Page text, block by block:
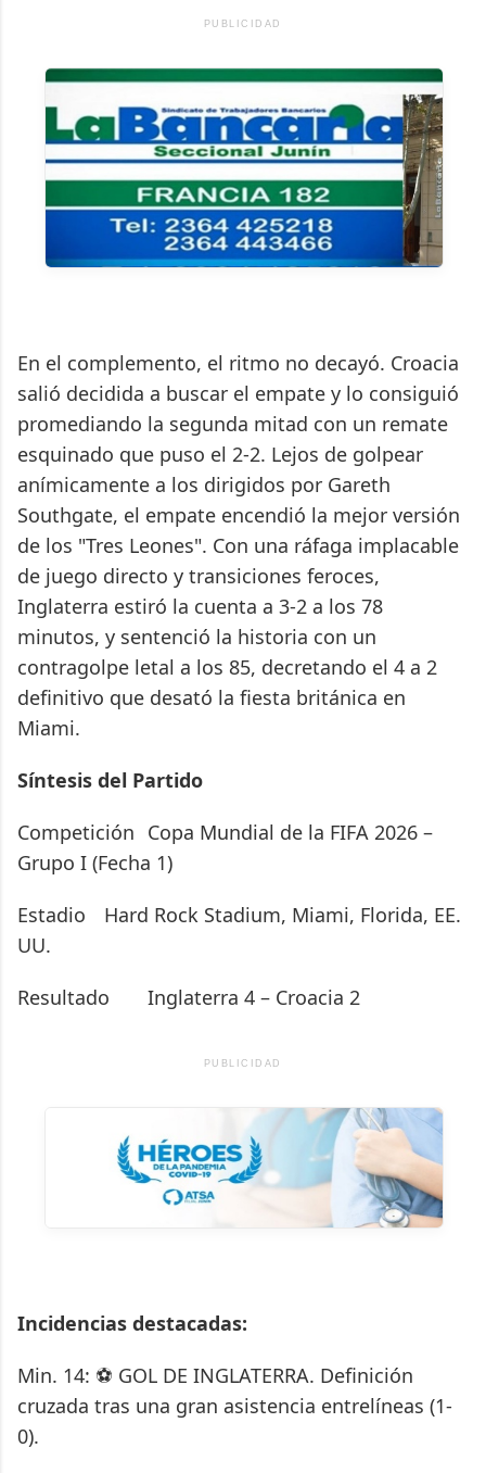
PUBLICIDAD
En el complemento, el ritmo no decayó. Croacia
salió decidida a buscar el empate y lo consiguió
promediando la segunda mitad con un remate
esquinado que puso el 2-2. Lejos de golpear
anímicamente a los dirigidos por Gareth
Southgate, el empate encendió la mejor versión
de los "Tres Leones". Con una ráfaga implacable
de juego directo y transiciones feroces,
Inglaterra estiró la cuenta a 3-2 a los 78
minutos, y sentenció la historia con un
contragolpe letal a los 85, decretando el 4 a 2
definitivo que desató la fiesta británica en
Miami.
Síntesis del Partido
Competición Copa Mundial de la FIFA 2026 –
Grupo I (Fecha 1)
Estadio
Hard Rock Stadium, Miami, Florida, EE.
UU.
Resultado
Inglaterra 4 – Croacia 2
PUBLICIDAD
Incidencias destacadas:
Min. 14: ⚽ GOL DE INGLATERRA. Definición
cruzada tras una gran asistencia entrelíneas (1-
0).